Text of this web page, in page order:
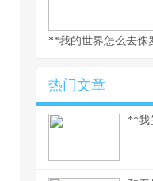
**我的世界怎么去侏
热门文章
**我